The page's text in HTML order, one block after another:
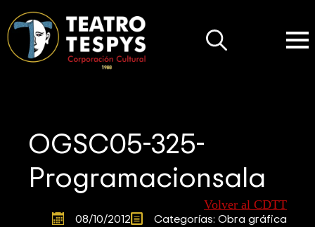
OGSC05-325-
Programacionsala
Volver al CDTT
08/10/2012 Categorías: Obra gráfica